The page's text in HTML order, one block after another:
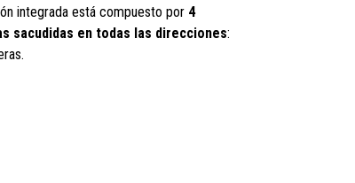
integrada está compuesto por 4
sacudidas en todas las direcciones: